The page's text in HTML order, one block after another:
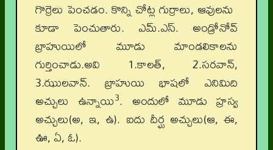
గొర్రెలు పెంచడం. కొన్ని చోట్ల గుర్రాలు, ఆవులను
కూడా పెంచుతారు. ఎమ్.ఎస్. అండ్రోనోవ్
బ్రాహుయిలో మూడు మాండలికాలను
గుర్తించాడు.అవి 1.కాలత్, 2.సరవాన్,
3.ఝులవాన్. బ్రాహుయి భాషలో ఎనిమిది
అచ్చులు ఉన్నాయి3. అందులో మూడు హ్రస్వ
అచ్చులు(అ, ఇ, ఉ). ఐదు దీర్ఘ అచ్చులు(ఆ, ఈ,
ఊ, ఏ, ఓ).